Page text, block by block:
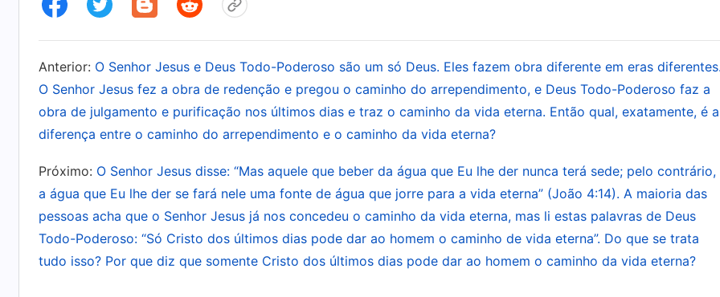
expulsão de demônios, pois falharia em extirpar a natureza pecaminosa do homem, e o homem
perdoado por seus pecados, pois a obra da crucificação já chegou ao fim e Deus prevaleceu sobre
Satanás. Mas o caráter corrupto do homem ainda permanece dentro dele, o homem ainda pode
pecar e resistir a Deus, e Deus não ganhou a humanidade. É por isso que neste estágio da obra,
utiliza a palavra para revelar o caráter corrupto do homem e fazer com que ele pratique de acordo
com a senda correta. Este estágio é mais significativo do que o anterior e mais frutífero também,
pois agora é a palavra que supre diretamente a vida do homem e permite que o caráter do homem
seja completamente renovado; é uma etapa mais completa de obra. Portanto, aencarnação nos
últimos dias completou o significado da encarnação de Deus e concluiu por completo o plano de
gerenciamento de Deus para a salvação do homem.
Anterior: O Senhor Jesus e Deus Todo-Poderoso são um só Deus. Eles fazem obra diferente em eras
O Senhor Jesus fez a obra de redenção e pregou o caminho do arrependimento, e Deus Todo-Poderoso faz a
obra de julgamento e purificação nos últimos dias e traz o caminho da vida eterna. Então qual, exatamente, é a
diferença entre o caminho do arrependimento e o caminho da vida eterna?
Próximo: O Senhor Jesus disse: “Mas aquele que beber da água que Eu lhe der nunca terá sede; pelo contrário,
a água que Eu lhe der se fará nele uma fonte de água que jorre para a vida eterna” (João 4:14). A maioria das
pessoas acha que o Senhor Jesus já nos concedeu o caminho da vida eterna, mas li estas palavras de Deus
Todo-Poderoso: “Só Cristo dos últimos dias pode dar ao homem o caminho de vida eterna”. Do que se trata
tudo isso? Por que diz que somente Cristo dos últimos dias pode dar ao homem o caminho da vida eterna?